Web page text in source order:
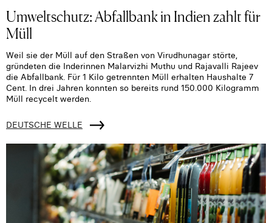
Umweltschutz: Abfallbank in Indien zahlt für
Müll
Weil sie der Müll auf den Straßen von Virudhunagar störte,
gründeten die Inderinnen Malarvizhi Muthu und Rajavalli Rajeev
die Abfallbank. Für 1 Kilo getrennten Müll erhalten Haushalte 7
Cent. In drei Jahren konnten so bereits rund 150.000 Kilogramm
Müll recycelt werden.
DEUTSCHE WELLE